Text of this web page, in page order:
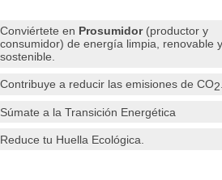
Conviértete en Prosumidor (productor y
consumidor) de energía limpia, renovable
sostenible.
Contribuye a reducir las emisiones de CO2
Súmate a la Transición Energética
Reduce tu Huella Ecológica.